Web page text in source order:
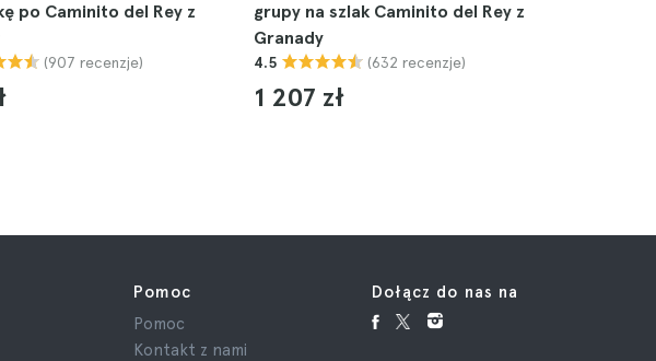
po Caminito del Rey z
(907 recenzje)
grupy na szlak Caminito del Rey z
Granady
4.5 (632 recenzje)
1 207 zł
Pomoc
Pomoc
Kontakt z nami
Dołącz do nas na